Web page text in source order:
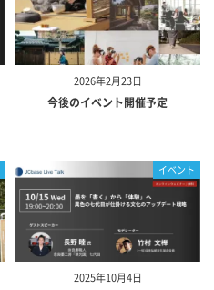
2026年2月23日
今後のイベント開催予定
2025年10月4日
イベント